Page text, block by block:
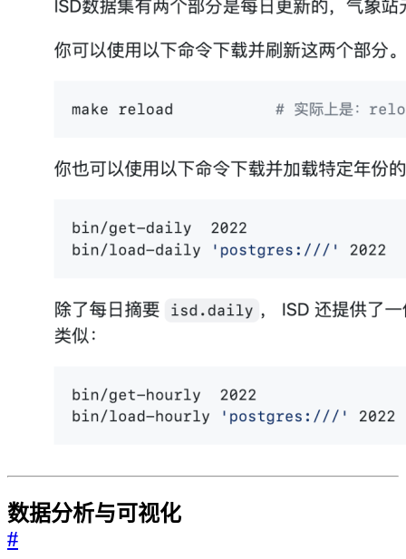
数据分析与可视化
#